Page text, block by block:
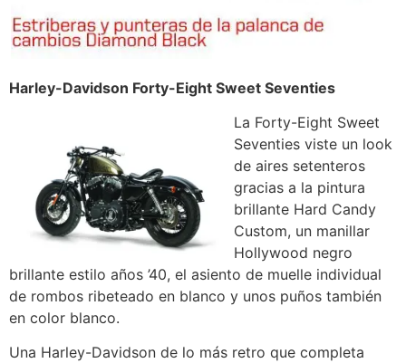
Harley-Davidson Forty-Eight Sweet Seventies
La Forty-Eight Sweet
Seventies viste un look
de aires setenteros
gracias a la pintura
brillante Hard Candy
Custom, un manillar
Hollywood negro
brillante estilo años ’40, el asiento de muelle individual
de rombos ribeteado en blanco y unos puños también
en color blanco.
Una Harley-Davidson de lo más retro que completa